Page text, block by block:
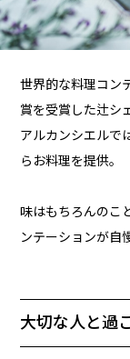
世界的な料理コン
賞を受賞した辻シ
アルカンシエルで
らお料理を提供。
味はもちろんのこ
ンテーションが自
大切な人と過